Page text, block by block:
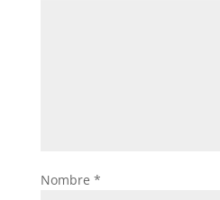
Nombre *